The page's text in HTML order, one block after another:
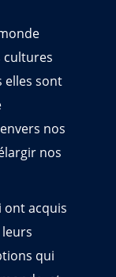
cultures
elles sont
nos
nos
ont acquis
qui